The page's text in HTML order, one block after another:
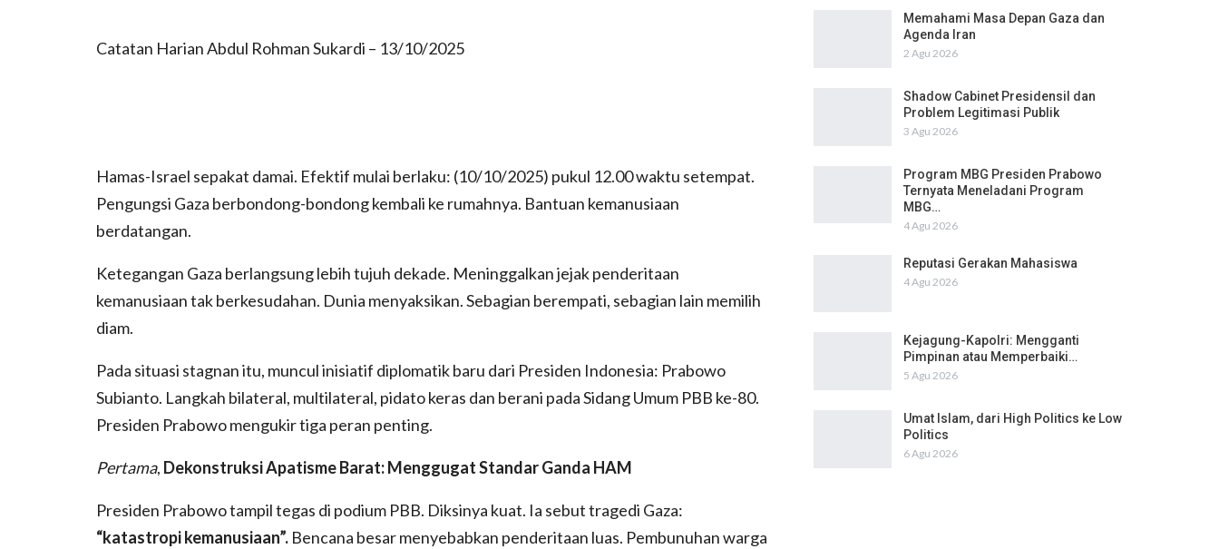
Catatan Harian Abdul Rohman Sukardi – 13/10/2025
Hamas-Israel sepakat damai. Efektif mulai berlaku: (10/10/2025) pukul 12.00 waktu setempat.
Pengungsi Gaza berbondong-bondong kembali ke rumahnya. Bantuan kemanusiaan
berdatangan.
Ketegangan Gaza berlangsung lebih tujuh dekade. Meninggalkan jejak penderitaan
kemanusiaan tak berkesudahan. Dunia menyaksikan. Sebagian berempati, sebagian lain memilih
diam.
Pada situasi stagnan itu, muncul inisiatif diplomatik baru dari Presiden Indonesia: Prabowo
Subianto. Langkah bilateral, multilateral, pidato keras dan berani pada Sidang Umum PBB ke-80.
Presiden Prabowo mengukir tiga peran penting.
Pertama, Dekonstruksi Apatisme Barat: Menggugat Standar Ganda HAM
Presiden Prabowo tampil tegas di podium PBB. Diksinya kuat. Ia sebut tragedi Gaza:
“katastropi kemanusiaan”. Bencana besar menyebabkan penderitaan luas. Pembunuhan warga
Memahami Masa Depan Gaza dan
Agenda Iran
2 Agu 2026
Shadow Cabinet Presidensil dan
Problem Legitimasi Publik
3 Agu 2026
Program MBG Presiden Prabowo
Ternyata Meneladani Program
MBG…
4 Agu 2026
Reputasi Gerakan Mahasiswa
4 Agu 2026
Kejagung-Kapolri: Mengganti
Pimpinan atau Memperbaiki…
5 Agu 2026
Umat Islam, dari High Politics ke Low
Politics
6 Agu 2026